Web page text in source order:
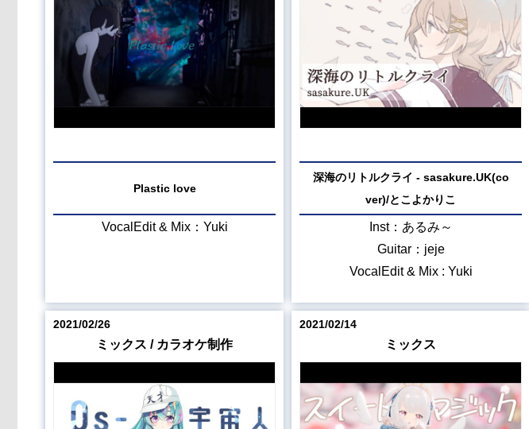
Plastic love
VocalEdit & Mix：Yuki
深海のリトルクライ - sasakure.UK(co
ver)/とこよかりこ
Inst：あるみ～
Guitar：jeje
VocalEdit & Mix : Yuki
2021/02/26
ミックス / カラオケ制作
2021/02/14
ミックス